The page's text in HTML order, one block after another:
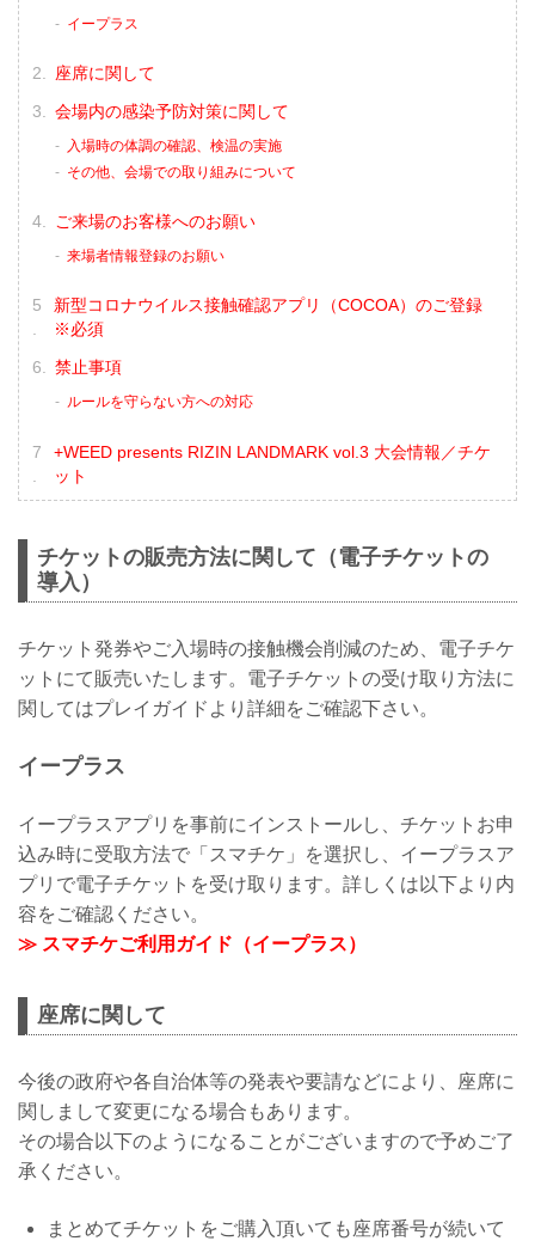
イープラス
座席に関して
会場内の感染予防対策に関して
入場時の体調の確認、検温の実施
その他、会場での取り組みについて
ご来場のお客様へのお願い
来場者情報登録のお願い
新型コロナウイルス接触確認アプリ（COCOA）のご登録
※必須
禁止事項
ルールを守らない方への対応
+WEED presents RIZIN LANDMARK vol.3 大会情報／チケ
ット
チケットの販売方法に関して（電子チケットの
導入）
チケット発券やご入場時の接触機会削減のため、電子チケ
ットにて販売いたします。電子チケットの受け取り方法に
関してはプレイガイドより詳細をご確認下さい。
イープラス
イープラスアプリを事前にインストールし、チケットお申
込み時に受取方法で「スマチケ」を選択し、イープラスア
プリで電子チケットを受け取ります。詳しくは以下より内
容をご確認ください。
≫ スマチケご利用ガイド（イープラス）
座席に関して
今後の政府や各自治体等の発表や要請などにより、座席に
関しまして変更になる場合もあります。
その場合以下のようになることがございますので予めご了
承ください。
まとめてチケットをご購入頂いても座席番号が続いて